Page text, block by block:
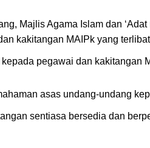
Majlis Agama Islam dan
kakitangan MAIPk yang
pegawai dan
asas undang-undang
sentiasa bersedia dan